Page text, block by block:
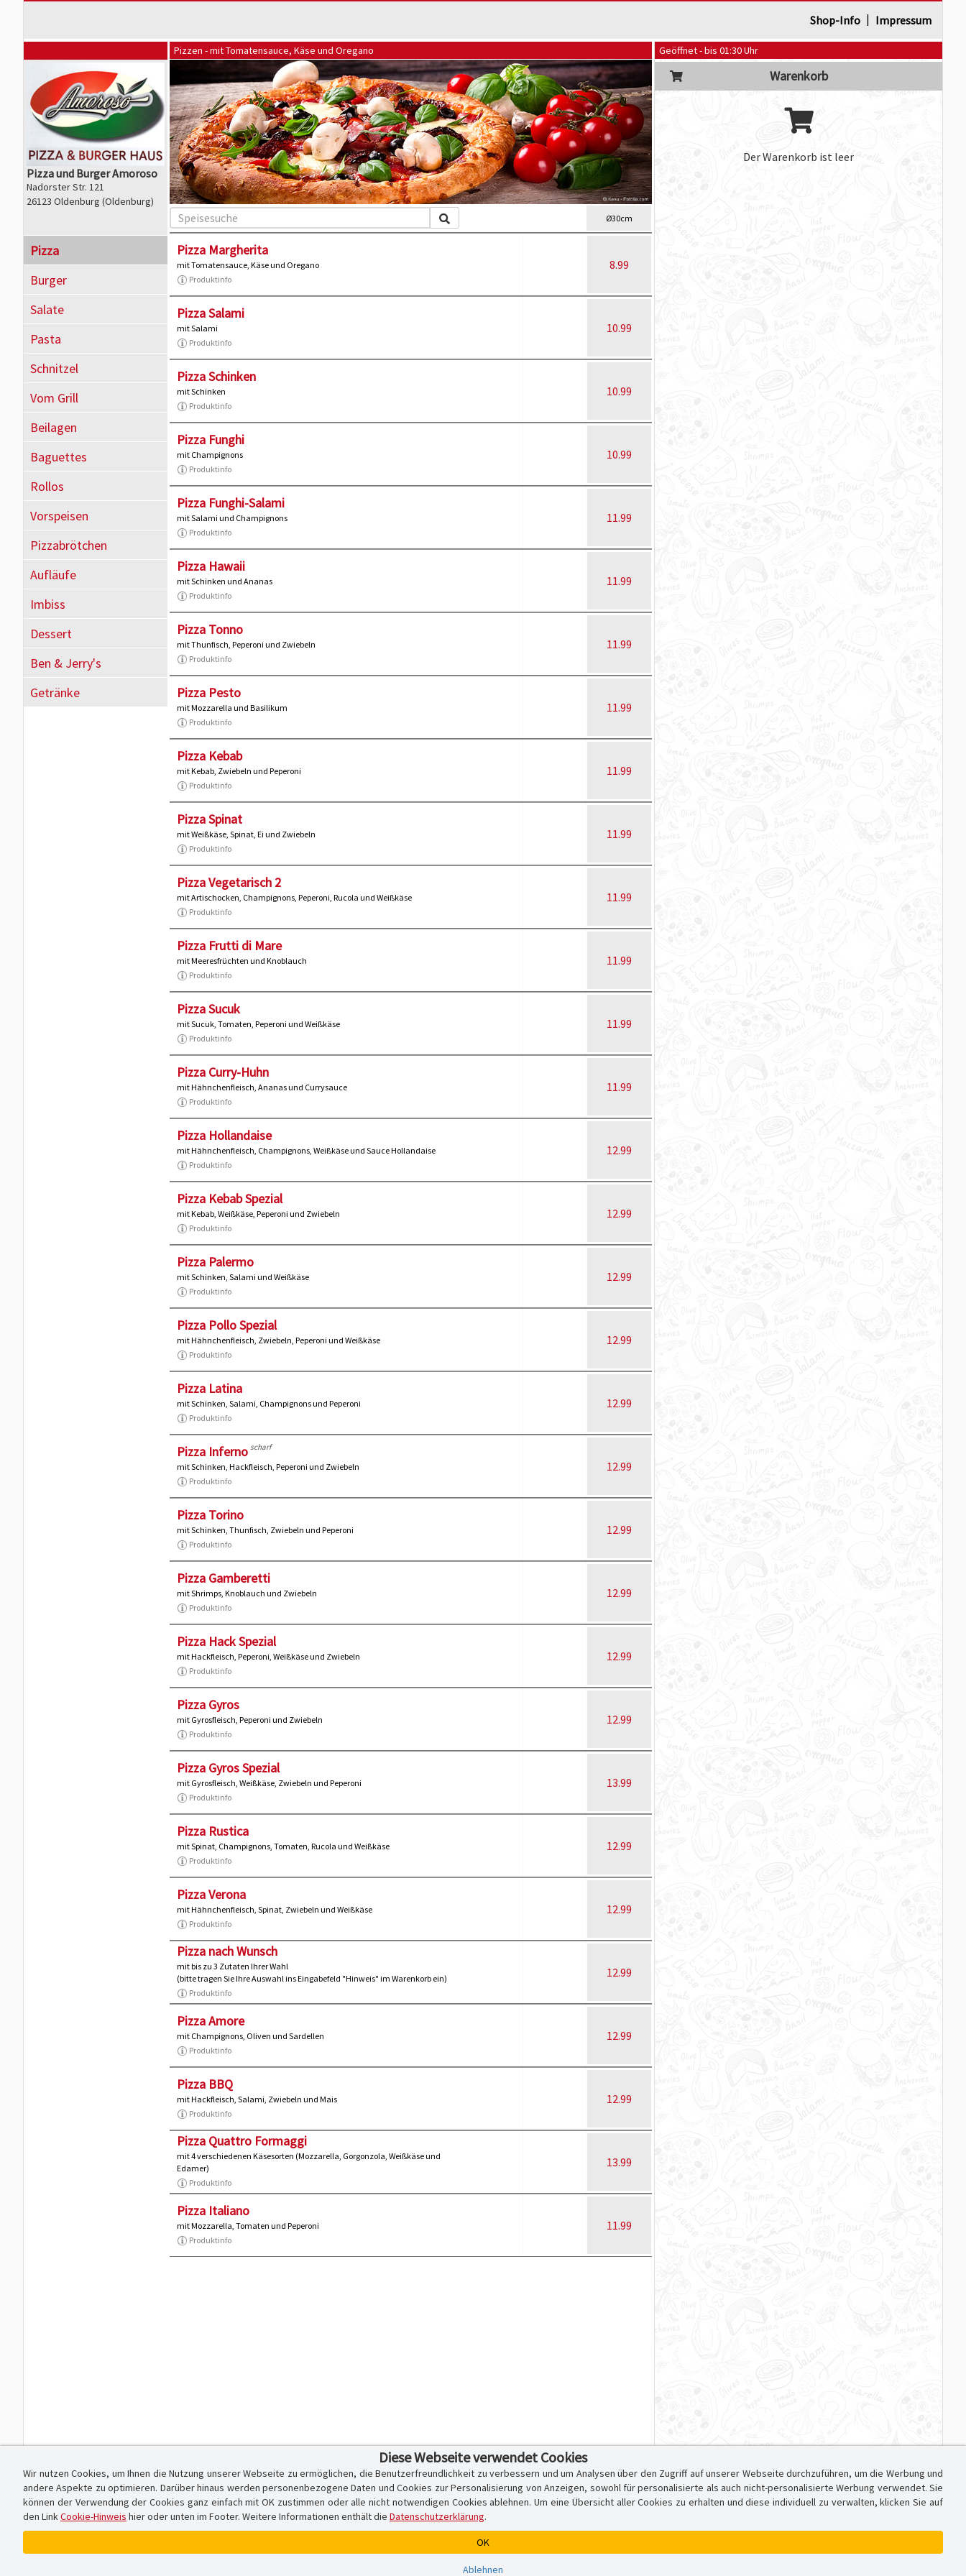
Shop-Info | Impressum
Geöffnet - bis 01:30 Uhr
Warenkorb
Der Warenkorb ist leer
Pizza und Burger Amoroso
Nadorster Str. 121
26123 Oldenburg (Oldenburg)
Pizza
Burger
Salate
Pasta
Schnitzel
Vom Grill
Beilagen
Baguettes
Rollos
Vorspeisen
Pizzabrötchen
Aufläufe
Imbiss
Dessert
Ben & Jerry's
Getränke
Pizzen - mit Tomatensauce, Käse und Oregano
Ø30cm
Pizza Margherita
mit Tomatensauce, Käse und Oregano
Produktinfo
8.99
Pizza Salami
mit Salami
Produktinfo
10.99
Pizza Schinken
mit Schinken
Produktinfo
10.99
Pizza Funghi
mit Champignons
Produktinfo
10.99
Pizza Funghi-Salami
mit Salami und Champignons
Produktinfo
11.99
Pizza Hawaii
mit Schinken und Ananas
Produktinfo
11.99
Pizza Tonno
mit Thunfisch, Peperoni und Zwiebeln
Produktinfo
11.99
Pizza Pesto
mit Mozzarella und Basilikum
Produktinfo
11.99
Pizza Kebab
mit Kebab, Zwiebeln und Peperoni
Produktinfo
11.99
Pizza Spinat
mit Weißkäse, Spinat, Ei und Zwiebeln
Produktinfo
11.99
Pizza Vegetarisch 2
mit Artischocken, Champignons, Peperoni, Rucola und Weißkäse
Produktinfo
11.99
Pizza Frutti di Mare
mit Meeresfrüchten und Knoblauch
Produktinfo
11.99
Pizza Sucuk
mit Sucuk, Tomaten, Peperoni und Weißkäse
Produktinfo
11.99
Pizza Curry-Huhn
mit Hähnchenfleisch, Ananas und Currysauce
Produktinfo
11.99
Pizza Hollandaise
mit Hähnchenfleisch, Champignons, Weißkäse und Sauce Hollandaise
Produktinfo
12.99
Pizza Kebab Spezial
mit Kebab, Weißkäse, Peperoni und Zwiebeln
Produktinfo
12.99
Pizza Palermo
mit Schinken, Salami und Weißkäse
Produktinfo
12.99
Pizza Pollo Spezial
mit Hähnchenfleisch, Zwiebeln, Peperoni und Weißkäse
Produktinfo
12.99
Pizza Latina
mit Schinken, Salami, Champignons und Peperoni
Produktinfo
12.99
Pizza Inferno scharf
mit Schinken, Hackfleisch, Peperoni und Zwiebeln
Produktinfo
12.99
Pizza Torino
mit Schinken, Thunfisch, Zwiebeln und Peperoni
Produktinfo
12.99
Pizza Gamberetti
mit Shrimps, Knoblauch und Zwiebeln
Produktinfo
12.99
Pizza Hack Spezial
mit Hackfleisch, Peperoni, Weißkäse und Zwiebeln
Produktinfo
12.99
Pizza Gyros
mit Gyrosfleisch, Peperoni und Zwiebeln
Produktinfo
12.99
Pizza Gyros Spezial
mit Gyrosfleisch, Weißkäse, Zwiebeln und Peperoni
Produktinfo
13.99
Pizza Rustica
mit Spinat, Champignons, Tomaten, Rucola und Weißkäse
Produktinfo
12.99
Pizza Verona
mit Hähnchenfleisch, Spinat, Zwiebeln und Weißkäse
Produktinfo
12.99
Pizza nach Wunsch
mit bis zu 3 Zutaten Ihrer Wahl
(bitte tragen Sie Ihre Auswahl ins Eingabefeld "Hinweis" im Warenkorb ein)
Produktinfo
12.99
Pizza Amore
mit Champignons, Oliven und Sardellen
Produktinfo
12.99
Pizza BBQ
mit Hackfleisch, Salami, Zwiebeln und Mais
Produktinfo
12.99
Pizza Quattro Formaggi
mit 4 verschiedenen Käsesorten (Mozzarella, Gorgonzola, Weißkäse und
Edamer)
Produktinfo
13.99
Pizza Italiano
mit Mozzarella, Tomaten und Peperoni
Produktinfo
11.99
Diese Webseite verwendet Cookies
Wir nutzen Cookies, um Ihnen die Nutzung unserer Webseite zu ermöglichen, die Benutzerfreundlichkeit zu verbessern und um Analysen über den Zugriff auf unserer Webseite durchzuführen, um die Werbung und
andere Aspekte zu optimieren. Darüber hinaus werden personenbezogene Daten und Cookies zur Personalisierung von Anzeigen, sowohl für personalisierte als auch nicht-personalisierte Werbung verwendet. Sie
können der Verwendung der Cookies ganz einfach mit OK zustimmen oder alle nicht notwendigen Cookies ablehnen. Um eine Übersicht aller Cookies zu erhalten und diese individuell zu verwalten, klicken Sie auf
den LinkCookie-Hinweis hier oder unten im Footer. Weitere Informationen enthält die Datenschutzerklärung.
OK
Ablehnen